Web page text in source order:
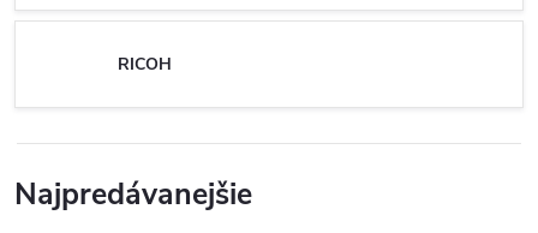
RICOH
Najpredávanejšie